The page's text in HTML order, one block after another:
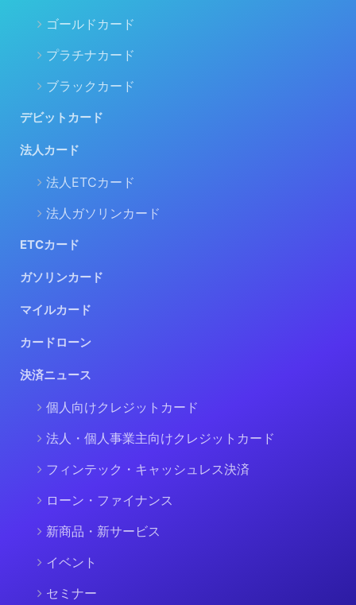
ゴールドカード
プラチナカード
ブラックカード
デビットカード
法人カード
法人ETCカード
法人ガソリンカード
ETCカード
ガソリンカード
マイルカード
カードローン
決済ニュース
個人向けクレジットカード
法人・個人事業主向けクレジットカード
フィンテック・キャッシュレス決済
ローン・ファイナンス
新商品・新サービス
イベント
セミナー